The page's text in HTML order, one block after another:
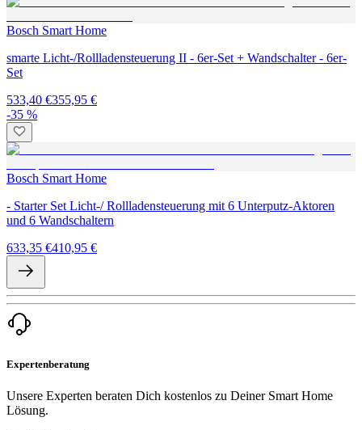
Bosch Smart Home
smarte Licht-/Rollladensteuerung II - 6er-Set + Wandschalter - 6er-
Set
533,40 €355,95 €
-35 %
Bosch Smart Home
- Starter Set Licht-/ Rollladensteuerung mit 6 Unterputz-Aktoren
und 6 Wandschaltern
633,35 €410,95 €
Expertenberatung
Unsere Experten beraten Dich kostenlos zu Deiner Smart Home
Lösung.